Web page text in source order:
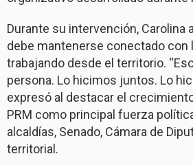
Durante su intervención, Carolina
debe mantenerse conectado con
trabajando desde el territorio.
persona. Lo hicimos juntos. Lo
expresó al destacar el
PRM como principal fuerza
alcaldías, Senado, Cámara de
territorial.